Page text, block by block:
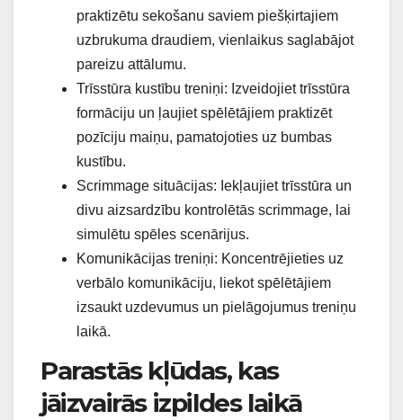
praktizētu sekošanu saviem piešķirtajiem
uzbrukuma draudiem, vienlaikus saglabājot
pareizu attālumu.
Trīsstūra kustību treniņi: Izveidojiet trīsstūra
formāciju un ļaujiet spēlētājiem praktizēt
pozīciju maiņu, pamatojoties uz bumbas
kustību.
Scrimmage situācijas: Iekļaujiet trīsstūra un
divu aizsardzību kontrolētās scrimmage, lai
simulētu spēles scenārijus.
Komunikācijas treniņi: Koncentrējieties uz
verbālo komunikāciju, liekot spēlētājiem
izsaukt uzdevumus un pielāgojumus treniņu
laikā.
Parastās kļūdas, kas
jāizvairās izpildes laikā